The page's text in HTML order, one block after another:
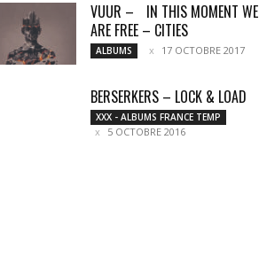
VUUR – IN THIS MOMENT WE
ARE FREE – CITIES
ALBUMS 17 OCTOBRE 2017
BERSERKERS – LOCK & LOAD
XXX - ALBUMS FRANCE TEMP
5 OCTOBRE 2016